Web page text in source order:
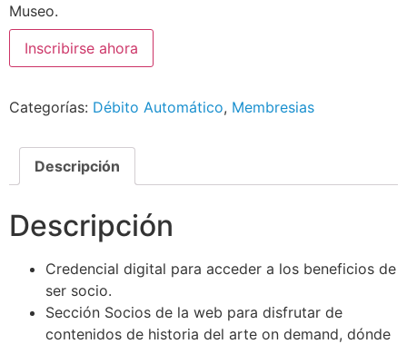
Museo.
Inscribirse ahora
Categorías: Débito Automático, Membresias
Descripción
Descripción
Credencial digital para acceder a los beneficios de
ser socio.
Sección Socios de la web para disfrutar de
contenidos de historia del arte on demand, dónde